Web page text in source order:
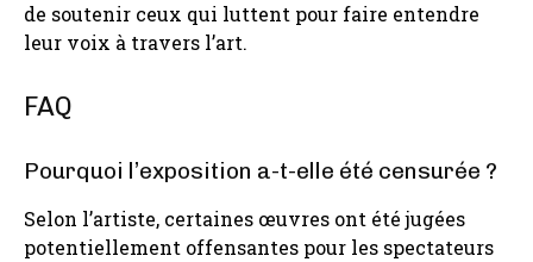
de soutenir ceux qui luttent pour faire entendre
leur voix à travers l’art.
FAQ
Pourquoi l’exposition a-t-elle été censurée ?
Selon l’artiste, certaines œuvres ont été jugées
potentiellement offensantes pour les spectateurs